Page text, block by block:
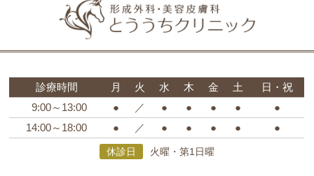
診療時間 月 火 水 木 金 土
日・祝
9:00～13:00
● ／ ● ● ● ●
●
14:00～18:00
● ／ ● ● ● ● ●
休診日 火曜・第1日曜